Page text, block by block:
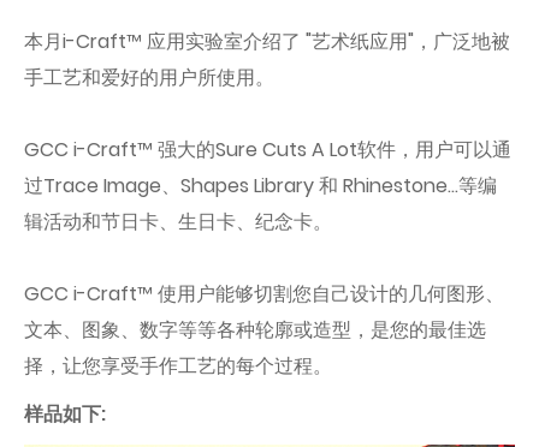
本月i-Craft™ 应用实验室介绍了 "艺术纸应用"，广泛地被
手工艺和爱好的用户所使用。
GCC i-Craft™ 强大的Sure Cuts A Lot软件，用户可以通
过Trace Image、Shapes Library 和 Rhinestone...等编
辑活动和节日卡、生日卡、纪念卡。
GCC i-Craft™ 使用户能够切割您自己设计的几何图形、
文本、图象、数字等等各种轮廓或造型，是您的最佳选
择，让您享受手作工艺的每个过程。
样品如下: